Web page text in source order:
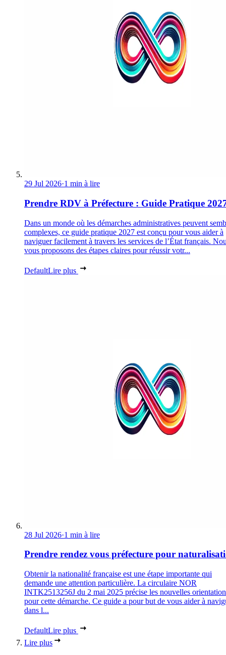
29 Jul 2026·1 min à lire
Prendre RDV à Préfecture : Guide Pratique
Dans un monde où les démarches administratives peuvent
complexes, ce guide pratique 2027 est conçu pour vous aider à
naviguer facilement à travers les services de l’État français.
vous proposons des étapes claires pour réussir votr...
DefaultLire plus
28 Jul 2026·1 min à lire
Prendre rendez vous préfecture pour
Obtenir la nationalité française est une étape importante qui
demande une attention particulière. La circulaire NOR
INTK2513256J du 2 mai 2025 précise les nouvelles
pour cette démarche. Ce guide a pour but de vous aider à
dans l...
DefaultLire plus
Lire plus